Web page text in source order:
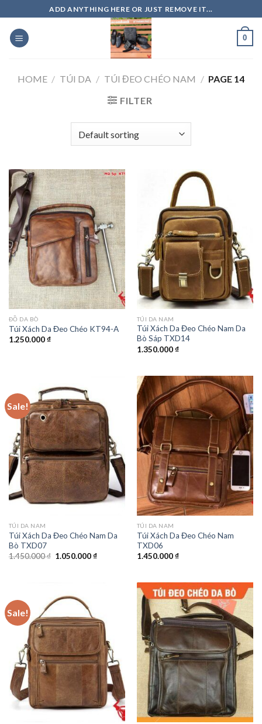
to
content
ADD ANYTHING HERE OR JUST REMOVE IT...
0
HOME / TÚI DA / TÚI ĐEO CHÉO NAM / PAGE 14
FILTER
ĐỒ DA BÒ
Túi Xách Da Đeo Chéo KT94-A
1.250.000₫
TÚI DA NAM
Túi Xách Da Đeo Chéo Nam Da
Bò Sáp TXD14
1.350.000₫
Sale!
TÚI DA NAM
Túi Xách Da Đeo Chéo Nam Da
Bò TXD07
1.450.000₫ 1.050.000₫
TÚI DA NAM
Túi Xách Da Đeo Chéo Nam
TXD06
1.450.000₫
Sale!